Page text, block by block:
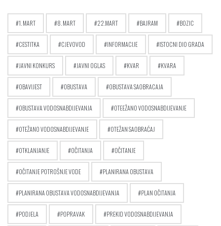
1. MART 8. MART 22.MART BAJRAM BOZIC
CESTITKA CJEVOVOD INFORMACIJE ISTOCNI DIO GRADA
JAVNI KONKURS JAVNI OGLAS KVAR KVARA
OBAVIJEST OBUSTAVA OBUSTAVA SAOBRACAJA
OBUSTAVA VODOSNABDIJEVANJA OTEEŽANO VODOSNABDIJEVANJE
OTEŽANO VODOSNABDIJEVANJE OTEŽAN SAOBRAĆAJ
OTKLANJANJE OČITANJA OČITANJE
OČITANJE POTROŠNJE VODE PLANIRANA OBUSTAVA
PLANIRANA OBUSTAVA VODOSNABDIJEVANJA PLAN OČITANJA
PODJELA POPRAVAK PREKID VODOSNABDIJEVANJA